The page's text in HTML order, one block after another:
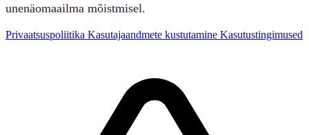
unenäomaailma mõistmisel.
Privaatsuspoliitika Kasutajaandmete kustutamine Kasutustingimused